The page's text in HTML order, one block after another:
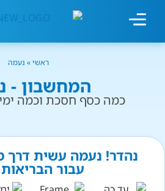
ראשי» נעמה
המחשבון -
כמה כסף חסכת וכמה
נהדר! נעמה עשית דרך
עבור